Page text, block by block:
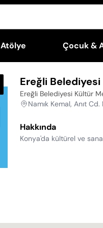
Atölye Çocuk &
Ereğli
Ereğli Belediyesi Kültür
Namık Kemal, Anıt
Hakkında